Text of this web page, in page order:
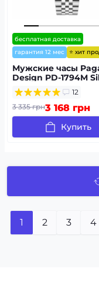
бесплатная доставка
гарантия 12 мес
⭐ хит
Мужские часы
Design PD-1794M
Green
12
3 335 грн3 168 грн
Купить
1 2 3 4